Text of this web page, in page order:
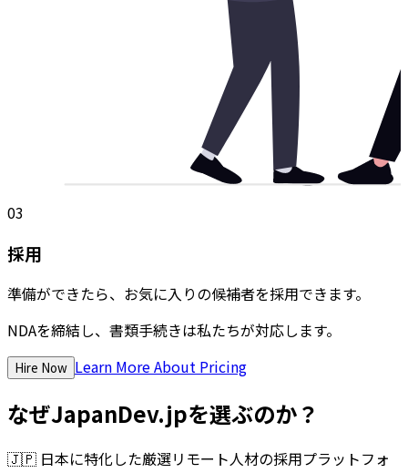
03
採用
準備ができたら、お気に入りの候補者を採用できます。
NDAを締結し、書類手続きは私たちが対応します。
Hire Now Learn More About Pricing
なぜJapanDev.jpを選ぶのか？
🇯🇵 日本に特化した厳選リモート人材の採用プラットフォ